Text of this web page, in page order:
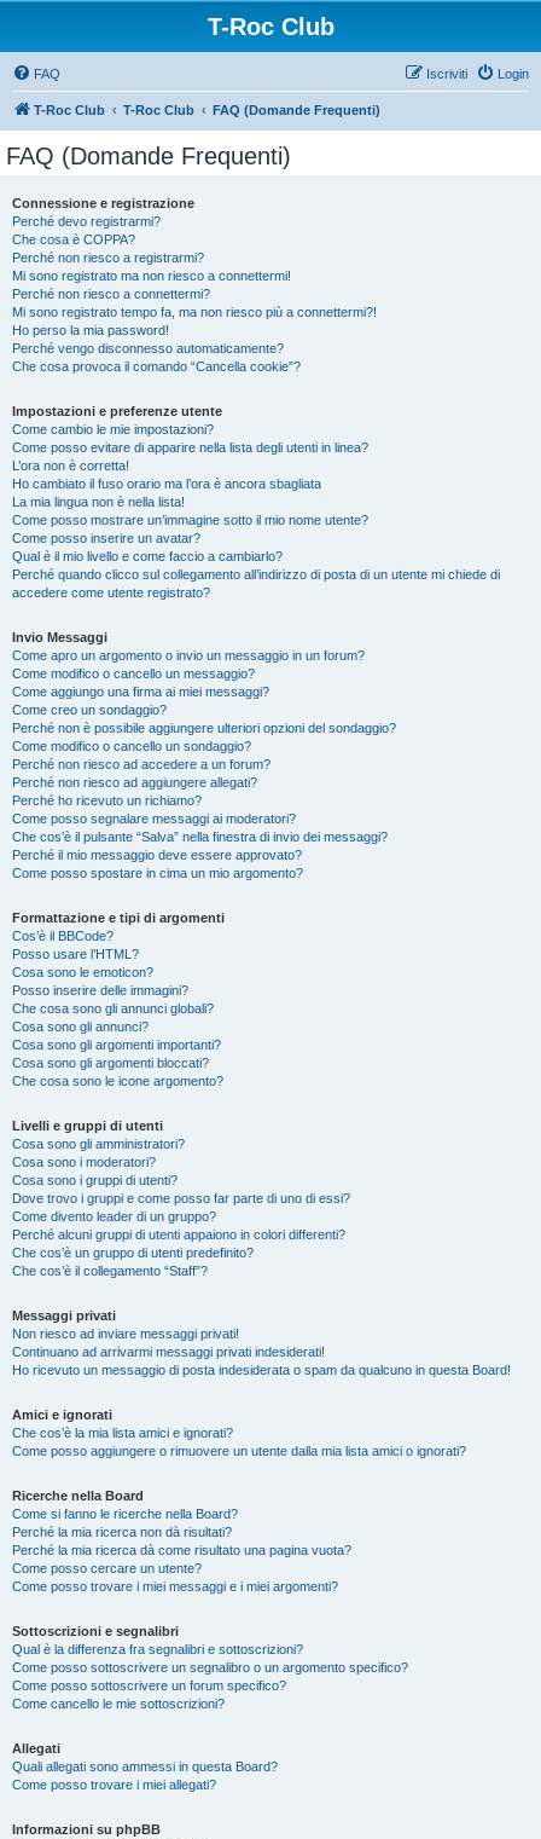
T-Roc Club
FAQ Login
Iscriviti
T-Roc Club T-Roc Club FAQ (Domande Frequenti)
FAQ (Domande Frequenti)
Connessione e registrazione
Perché devo registrarmi?
Che cosa è COPPA?
Perché non riesco a registrarmi?
Mi sono registrato ma non riesco a connettermi!
Perché non riesco a connettermi?
Mi sono registrato tempo fa, ma non riesco più a connettermi?!
Ho perso la mia password!
Perché vengo disconnesso automaticamente?
Che cosa provoca il comando “Cancella cookie”?
Impostazioni e preferenze utente
Come cambio le mie impostazioni?
Come posso evitare di apparire nella lista degli utenti in linea?
L’ora non è corretta!
Ho cambiato il fuso orario ma l’ora è ancora sbagliata
La mia lingua non è nella lista!
Come posso mostrare un’immagine sotto il mio nome utente?
Come posso inserire un avatar?
Qual è il mio livello e come faccio a cambiarlo?
Perché quando clicco sul collegamento all’indirizzo di posta di un utente mi chiede di
accedere come utente registrato?
Invio Messaggi
Come apro un argomento o invio un messaggio in un forum?
Come modifico o cancello un messaggio?
Come aggiungo una firma ai miei messaggi?
Come creo un sondaggio?
Perché non è possibile aggiungere ulteriori opzioni del sondaggio?
Come modifico o cancello un sondaggio?
Perché non riesco ad accedere a un forum?
Perché non riesco ad aggiungere allegati?
Perché ho ricevuto un richiamo?
Come posso segnalare messaggi ai moderatori?
Che cos’è il pulsante “Salva” nella finestra di invio dei messaggi?
Perché il mio messaggio deve essere approvato?
Come posso spostare in cima un mio argomento?
Formattazione e tipi di argomenti
Cos’è il BBCode?
Posso usare l’HTML?
Cosa sono le emoticon?
Posso inserire delle immagini?
Che cosa sono gli annunci globali?
Cosa sono gli annunci?
Cosa sono gli argomenti importanti?
Cosa sono gli argomenti bloccati?
Che cosa sono le icone argomento?
Livelli e gruppi di utenti
Cosa sono gli amministratori?
Cosa sono i moderatori?
Cosa sono i gruppi di utenti?
Dove trovo i gruppi e come posso far parte di uno di essi?
Come divento leader di un gruppo?
Perché alcuni gruppi di utenti appaiono in colori differenti?
Che cos’è un gruppo di utenti predefinito?
Che cos’è il collegamento “Staff”?
Messaggi privati
Non riesco ad inviare messaggi privati!
Continuano ad arrivarmi messaggi privati indesiderati!
Ho ricevuto un messaggio di posta indesiderata o spam da qualcuno in questa Board!
Amici e ignorati
Che cos’è la mia lista amici e ignorati?
Come posso aggiungere o rimuovere un utente dalla mia lista amici o ignorati?
Ricerche nella Board
Come si fanno le ricerche nella Board?
Perché la mia ricerca non dà risultati?
Perché la mia ricerca dà come risultato una pagina vuota?
Come posso cercare un utente?
Come posso trovare i miei messaggi e i miei argomenti?
Sottoscrizioni e segnalibri
Qual è la differenza fra segnalibri e sottoscrizioni?
Come posso sottoscrivere un segnalibro o un argomento specifico?
Come posso sottoscrivere un forum specifico?
Come cancello le mie sottoscrizioni?
Allegati
Quali allegati sono ammessi in questa Board?
Come posso trovare i miei allegati?
Informazioni su phpBB